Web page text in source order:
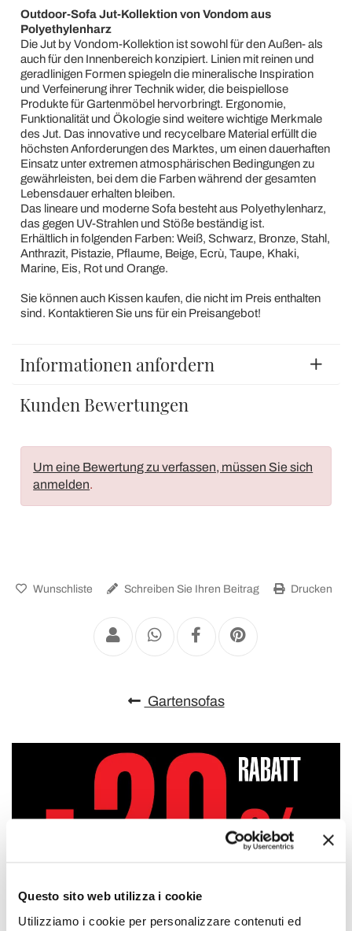
Questo sito web utilizza i cookie
Utilizziamo i cookie per personalizzare contenuti ed
Outdoor-Sofa Jut-Kollektion von Vondom aus
Polyethylenharz
Die Jut by Vondom-Kollektion ist sowohl für den Außen- als
auch für den Innenbereich konzipiert. Linien mit reinen und
geradlinigen Formen spiegeln die mineralische Inspiration
und Verfeinerung ihrer Technik wider, die beispiellose
Produkte für Gartenmöbel hervorbringt. Ergonomie,
Funktionalität und Ökologie sind weitere wichtige Merkmale
des Jut. Das innovative und recycelbare Material erfüllt die
höchsten Anforderungen des Marktes, um einen dauerhaften
Einsatz unter extremen atmosphärischen Bedingungen zu
gewährleisten, bei dem die Farben während der gesamten
Lebensdauer erhalten bleiben.
Das lineare und moderne Sofa besteht aus Polyethylenharz,
das gegen UV-Strahlen und Stöße beständig ist.
Erhältlich in folgenden Farben: Weiß, Schwarz, Bronze, Stahl,
Anthrazit, Pistazie, Pflaume, Beige, Ecrù, Taupe, Khaki,
Marine, Eis, Rot und Orange.
Sie können auch Kissen kaufen, die nicht im Preis enthalten
sind. Kontaktieren Sie uns für ein Preisangebot!
Informationen anfordern
Kunden Bewertungen
Um eine Bewertung zu verfassen, müssen Sie sich
anmelden.
Wunschliste Schreiben Sie Ihren Beitrag Drucken
Gartensofas